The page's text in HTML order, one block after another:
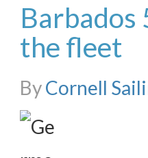
Barbados
the fleet
ByCornell